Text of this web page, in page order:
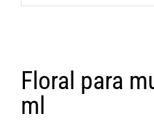
Floral para
ml